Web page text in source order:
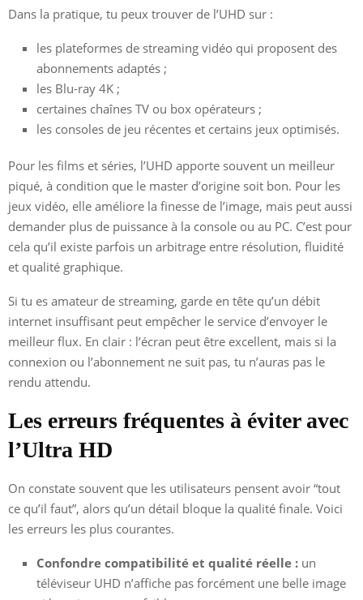
Dans la pratique, tu peux trouver de l’UHD sur :
les plateformes de streaming vidéo qui proposent des
abonnements adaptés ;
les Blu-ray 4K ;
certaines chaînes TV ou box opérateurs ;
les consoles de jeu récentes et certains jeux optimisés.
Pour les films et séries, l’UHD apporte souvent un meilleur
piqué, à condition que le master d’origine soit bon. Pour les
jeux vidéo, elle améliore la finesse de l’image, mais peut aussi
demander plus de puissance à la console ou au PC. C’est pour
cela qu’il existe parfois un arbitrage entre résolution, fluidité
et qualité graphique.
Si tu es amateur de streaming, garde en tête qu’un débit
internet insuffisant peut empêcher le service d’envoyer le
meilleur flux. En clair : l’écran peut être excellent, mais si la
connexion ou l’abonnement ne suit pas, tu n’auras pas le
rendu attendu.
Les erreurs fréquentes à éviter avec
l’Ultra HD
On constate souvent que les utilisateurs pensent avoir “tout
ce qu’il faut”, alors qu’un détail bloque la qualité finale. Voici
les erreurs les plus courantes.
Confondre compatibilité et qualité réelle : un
téléviseur UHD n’affiche pas forcément une belle image